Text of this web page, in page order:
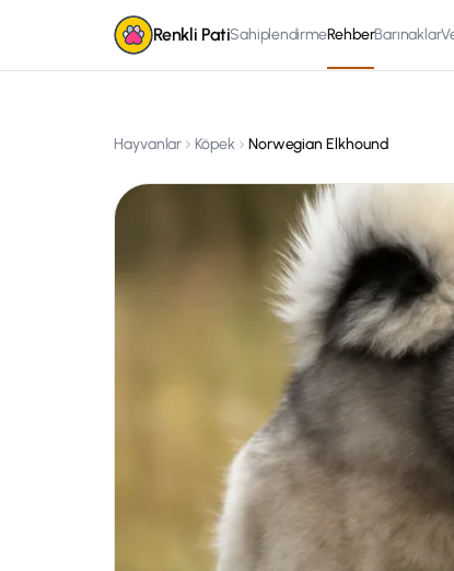
Renkli PatiSahiplendirmeRehberBarınaklar
Hayvanlar Köpek Norwegian Elkhound